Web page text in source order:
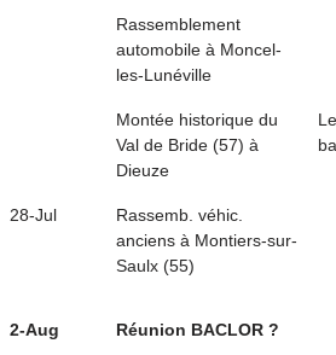
Rassemblement
automobile à Moncel-
les-Lunéville
Montée historique du
Val de Bride (57) à
Dieuze
28-Jul
Rassemb. véhic.
anciens à Montiers-sur-
Saulx (55)
2-Aug Réunion BACLOR ?